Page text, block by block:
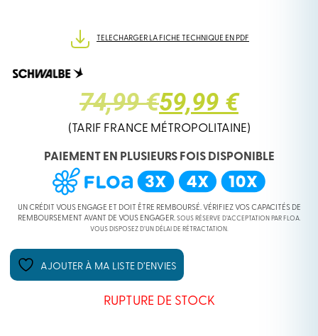
TELECHARGER LA FICHE TECHNIQUE EN PDF
74,99 €LE
PRIX
INITIAL
ÉTAIT :
74,99 €.
59,99 €
LE
PRIX
ACTUEL
EST :
59,99 €.
(TARIF FRANCE MÉTROPOLITAINE)
PAIEMENT EN PLUSIEURS FOIS DISPONIBLE
UN CRÉDIT VOUS ENGAGE ET DOIT ÊTRE REMBOURSÉ. VÉRIFIEZ VOS CAPACITÉS DE
REMBOURSEMENT AVANT DE VOUS ENGAGER. SOUS RÉSERVE D’ACCEPTATION PAR FLOA.
VOUS DISPOSEZ D’UN DÉLAI DE RÉTRACTATION.
AJOUTER À MA LISTE D’ENVIES
RUPTURE DE STOCK